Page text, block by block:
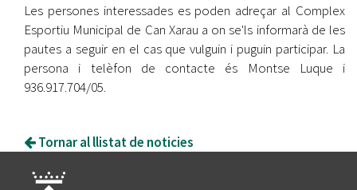
Les persones interessades es poden adreçar al Complex
Esportiu Municipal de Can Xarau a on se'ls informarà de les
pautes a seguir en el cas que vulguin i puguin participar. La
persona i telèfon de contacte és Montse Luque i
936.917.704/05.
Tornar al llistat de noticies